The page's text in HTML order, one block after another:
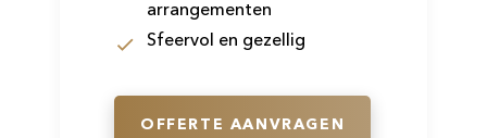
arrangementen
Sfeervol en gezellig
OFFERTE AANVRAGEN